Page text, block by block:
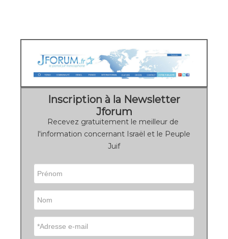
Inscription à la Newsletter
Jforum
Recevez gratuitement le meilleur de
l'information concernant Israël et le Peuple
Juif